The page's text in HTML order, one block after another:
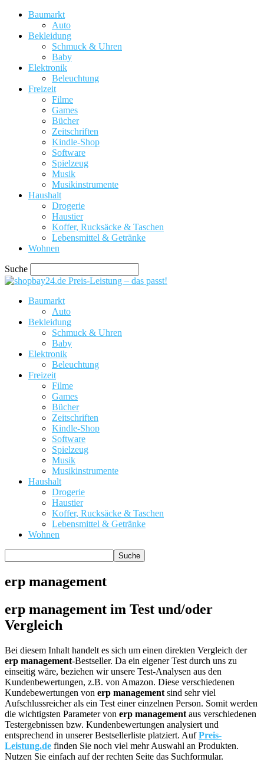
Baumarkt
Auto
Bekleidung
Schmuck & Uhren
Baby
Elektronik
Beleuchtung
Freizeit
Filme
Games
Bücher
Zeitschriften
Kindle-Shop
Software
Spielzeug
Musik
Musikinstrumente
Haushalt
Drogerie
Haustier
Koffer, Rucksäcke & Taschen
Lebensmittel & Getränke
Wohnen
Suche
Preis-Leistung – das passt!
Baumarkt
Auto
Bekleidung
Schmuck & Uhren
Baby
Elektronik
Beleuchtung
Freizeit
Filme
Games
Bücher
Zeitschriften
Kindle-Shop
Software
Spielzeug
Musik
Musikinstrumente
Haushalt
Drogerie
Haustier
Koffer, Rucksäcke & Taschen
Lebensmittel & Getränke
Wohnen
erp management
erp management im Test und/oder
Vergleich
Bei diesem Inhalt handelt es sich um einen direkten Vergleich der
erp management-Bestseller. Da ein eigener Test durch uns zu
einseitig wäre, beziehen wir unsere Test-Analysen aus den
Kundenbewertungen, z.B. von Amazon. Diese verschiedenen
Kundebewertungen von erp management sind sehr viel
Aufschlussreicher als ein Test einer einzelnen Person. Somit werden
die wichtigsten Parameter von erp management aus verschiedenen
Testergebnissen bzw. Kundenbewertungen analysiert und
entsprechend in unserer Bestsellerliste platziert. AufPreis-
Leistung.de finden Sie noch viel mehr Auswahl an Produkten.
Nutzen Sie einfach auf der rechten Seite das Suchformular.